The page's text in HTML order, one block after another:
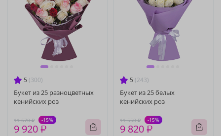
5 (300)
Букет из 25 разноцветных
кенийских роз
11 670 ₽ -15%
9 920 ₽
5 (243)
Букет из 25 белых
кенийских роз
11 550 ₽ -15%
9 820 ₽